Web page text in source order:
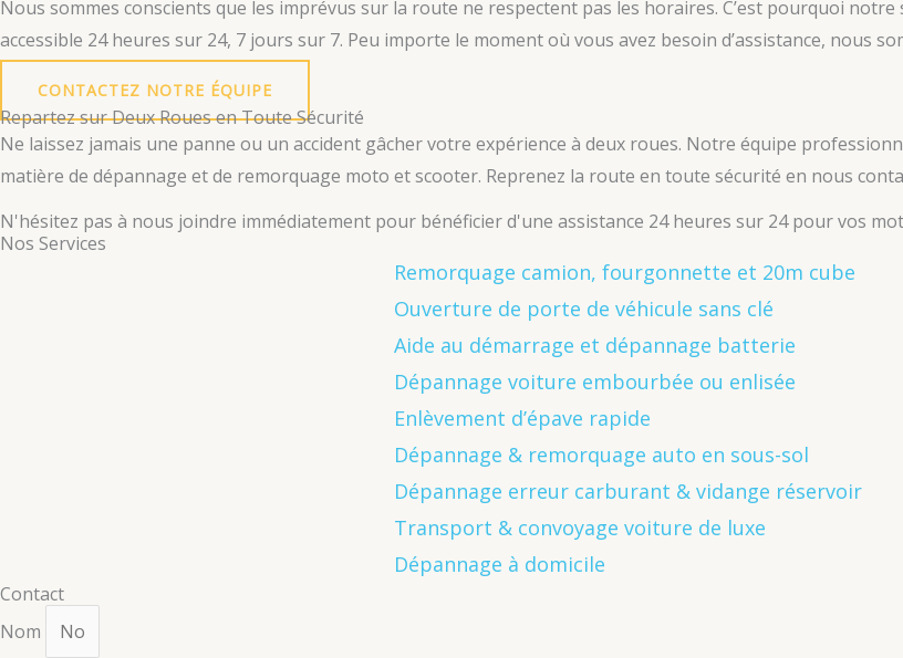
Nous sommes conscients que les imprévus sur la route ne respectent pas les horaires. C’est pourquoi
accessible 24 heures sur 24, 7 jours sur 7. Peu importe le moment où vous avez besoin d’assistance, nous
CONTACTEZ NOTRE ÉQUIPE
Repartez sur Deux Roues en Toute Sécurité
Ne laissez jamais une panne ou un accident gâcher votre expérience à deux roues. Notre équipe
matière de dépannage et de remorquage moto et scooter. Reprenez la route en toute sécurité en nous
N'hésitez pas à nous joindre immédiatement pour bénéficier d'une assistance 24 heures sur 24 pour vos
Nos Services
Remorquage camion, fourgonnette et 20m cube
Ouverture de porte de véhicule sans clé
Aide au démarrage et dépannage batterie
Dépannage voiture embourbée ou enlisée
Enlèvement d’épave rapide
Dépannage & remorquage auto en sous-sol
Dépannage erreur carburant & vidange réservoir
Transport & convoyage voiture de luxe
Dépannage à domicile
Contact
Nom